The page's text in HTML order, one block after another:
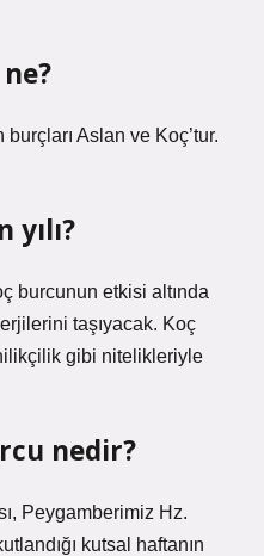
Aslan ve Koç’tur.
burcunun etkisi altında
taşıyacak. Koç
gibi nitelikleriyle
nedir?
Peygamberimiz Hz.
kutsal haftanın